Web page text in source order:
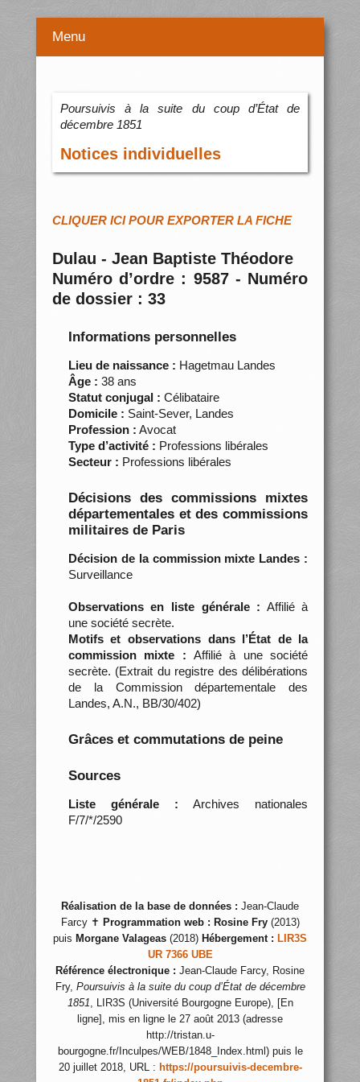
Menu
Poursuivis à la suite du coup d’État de
décembre 1851
Notices individuelles
CLIQUER ICI POUR EXPORTER LA FICHE
Dulau - Jean Baptiste Théodore
Numéro d’ordre : 9587 - Numéro
de dossier : 33
Informations personnelles
Lieu de naissance : Hagetmau Landes
Âge : 38 ans
Statut conjugal : Célibataire
Domicile : Saint-Sever, Landes
Profession : Avocat
Type d’activité : Professions libérales
Secteur : Professions libérales
Décisions des commissions mixtes
départementales et des commissions
militaires de Paris
Décision de la commission mixte Landes :
Surveillance
Observations en liste générale : Affilié à
une société secrète.
Motifs et observations dans l’État de la
commission mixte : Affilié à une société
secrète. (Extrait du registre des délibérations
de la Commission départementale des
Landes, A.N., BB/30/402)
Grâces et commutations de peine
Sources
Liste générale : Archives nationales
F/7/*/2590
Réalisation de la base de données : Jean-Claude
Farcy ✝ Programmation web : Rosine Fry(2013)
puis Morgane Valageas (2018) Hébergement : LIR3S
UR 7366 UBE
Référence électronique : Jean-Claude Farcy, Rosine
Fry, Poursuivis à la suite du coup d’État de décembre
1851, LIR3S (Université Bourgogne Europe), [En
ligne], mis en ligne le 27 août 2013 (adresse
http://tristan.u-
bourgogne.fr/Inculpes/WEB/1848_Index.html) puis le
20 juillet 2018, URL : https://poursuivis-decembre-